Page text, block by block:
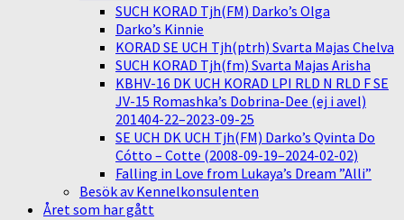
SUCH KORAD Tjh(FM) Darko’s Olga
Darko’s Kinnie
KORAD SE UCH Tjh(ptrh) Svarta Majas Chelva
SUCH KORAD Tjh(fm) Svarta Majas Arisha
KBHV-16 DK UCH KORAD LPI RLD N RLD F SE
JV-15 Romashka’s Dobrina-Dee (ej i avel)
201404-22–2023-09-25
SE UCH DK UCH Tjh(FM) Darko’s Qvinta Do
Cótto – Cotte (2008-09-19–2024-02-02)
Falling in Love from Lukaya’s Dream ”Alli”
Besök av Kennelkonsulenten
Året som har gått